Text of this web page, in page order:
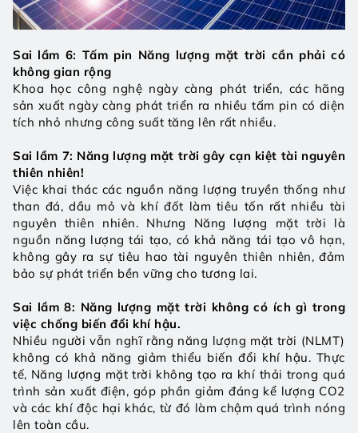
Sai lầm 6: Tấm pin Năng lượng mặt trời cần phải có
không gian rộng
Khoa học công nghệ ngày càng phát triển, các hãng
sản xuất ngày càng phát triển ra nhiều tấm pin có diện
tích nhỏ nhưng công suất tăng lên rất nhiều.
Sai lầm 7: Năng lượng mặt trời gây cạn kiệt tài nguyên
thiên nhiên!
Việc khai thác các nguồn năng lượng truyền thống như
than đá, dầu mỏ và khí đốt làm tiêu tốn rất nhiều tài
nguyên thiên nhiên. Nhưng Năng lượng mặt trời là
nguồn năng lượng tái tạo, có khả năng tái tạo vô hạn,
không gây ra sự tiêu hao tài nguyên thiên nhiên, đảm
bảo sự phát triển bền vững cho tương lai.
Sai lầm 8: Năng lượng mặt trời không có ích gì trong
việc chống biến đổi khí hậu.
Nhiều người vẫn nghĩ rằng năng lượng mặt trời (NLMT)
không có khả năng giảm thiểu biến đổi khí hậu. Thực
tế, Năng lượng mặt trời không tạo ra khí thải trong quá
trình sản xuất điện, góp phần giảm đáng kể lượng CO2
và các khí độc hại khác, từ đó làm chậm quá trình nóng
lên toàn cầu.